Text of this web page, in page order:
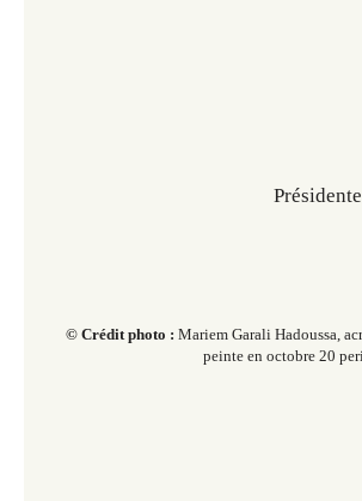
© Crédit photo : Mariem Garali Hadoussa, a
peinte en octobre 20